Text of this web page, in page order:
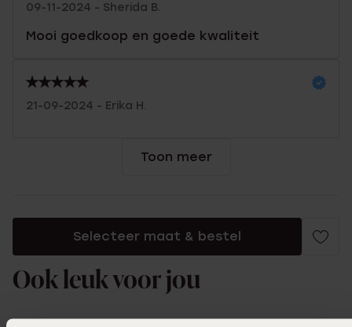
09-11-2024 - Sherida B.
Mooi goedkoop en goede kwaliteit
21-09-2024 - Erika H.
Toon meer
Selecteer maat & bestel
Ook leuk voor jou